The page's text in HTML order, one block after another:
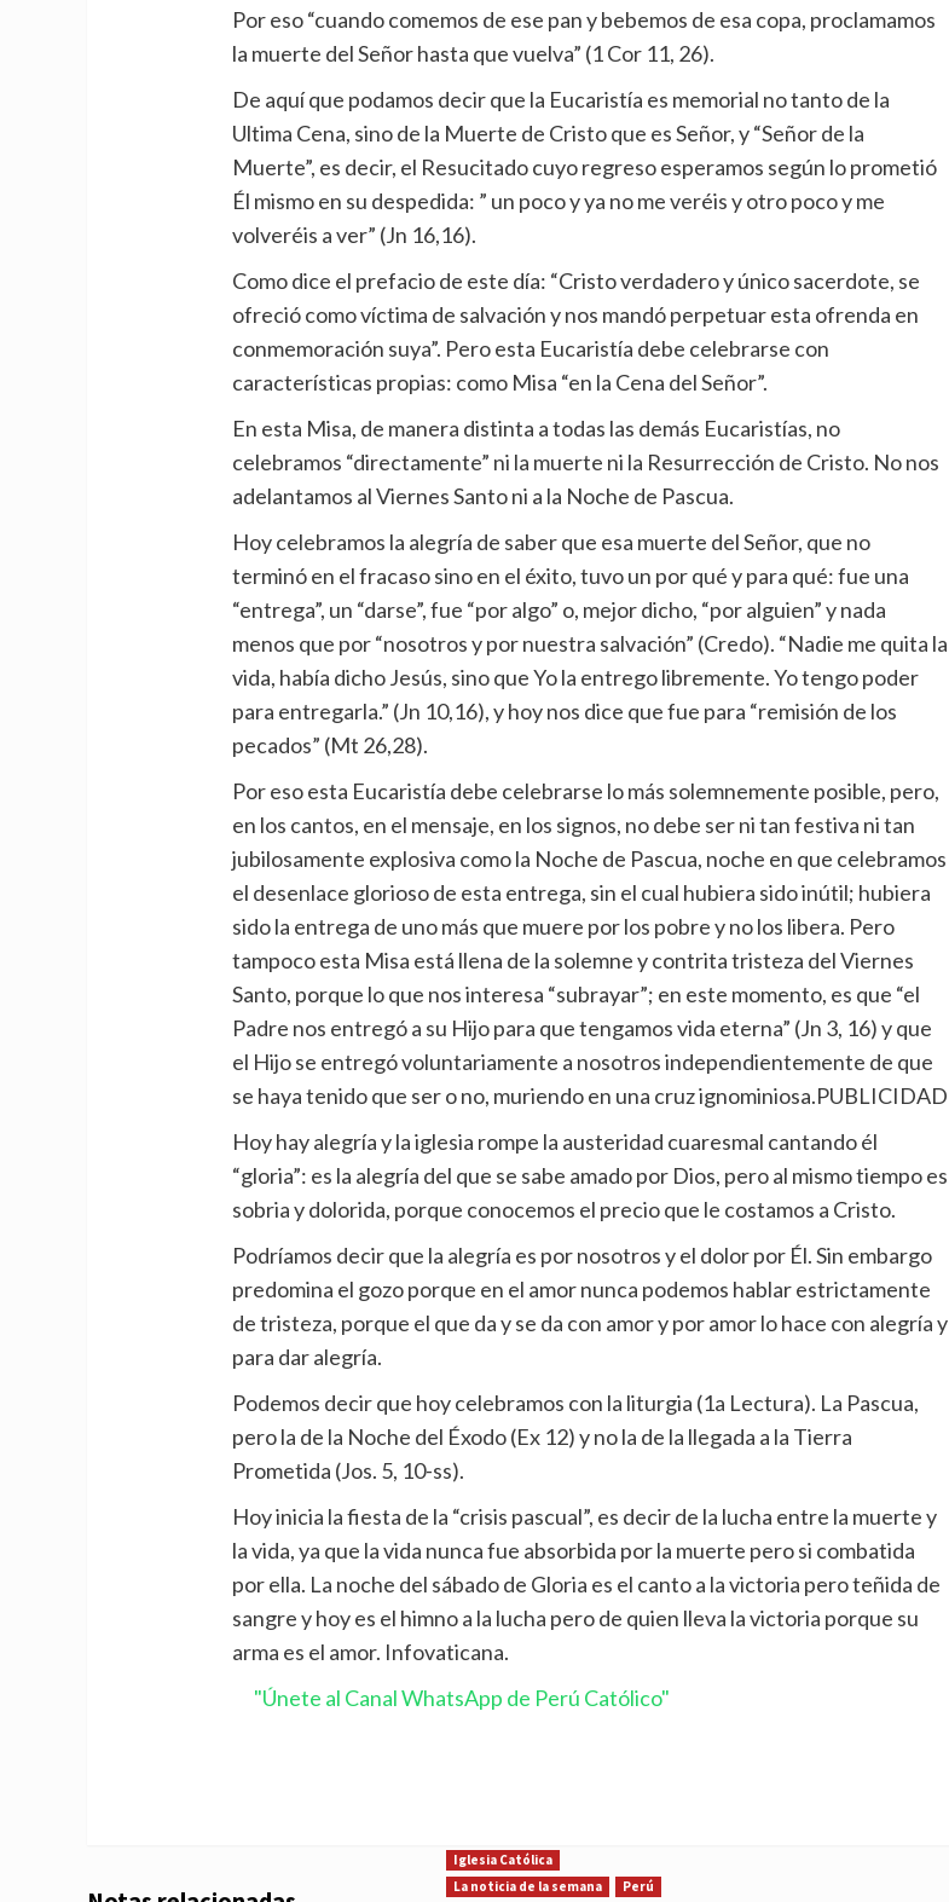
Por eso “cuando comemos de ese pan y bebemos de esa copa, proclamamos
la muerte del Señor hasta que vuelva” (1 Cor 11, 26).
De aquí que podamos decir que la Eucaristía es memorial no tanto de la
Ultima Cena, sino de la Muerte de Cristo que es Señor, y “Señor de la
Muerte”, es decir, el Resucitado cuyo regreso esperamos según lo prometió
Él mismo en su despedida: ” un poco y ya no me veréis y otro poco y me
volveréis a ver” (Jn 16,16).
Como dice el prefacio de este día: “Cristo verdadero y único sacerdote, se
ofreció como víctima de salvación y nos mandó perpetuar esta ofrenda en
conmemoración suya”. Pero esta Eucaristía debe celebrarse con
características propias: como Misa “en la Cena del Señor”.
En esta Misa, de manera distinta a todas las demás Eucaristías, no
celebramos “directamente” ni la muerte ni la Resurrección de Cristo. No nos
adelantamos al Viernes Santo ni a la Noche de Pascua.
Hoy celebramos la alegría de saber que esa muerte del Señor, que no
terminó en el fracaso sino en el éxito, tuvo un por qué y para qué: fue una
“entrega”, un “darse”, fue “por algo” o, mejor dicho, “por alguien” y nada
menos que por “nosotros y por nuestra salvación” (Credo). “Nadie me quita la
vida, había dicho Jesús, sino que Yo la entrego libremente. Yo tengo poder
para entregarla.” (Jn 10,16), y hoy nos dice que fue para “remisión de los
pecados” (Mt 26,28).
Por eso esta Eucaristía debe celebrarse lo más solemnemente posible, pero,
en los cantos, en el mensaje, en los signos, no debe ser ni tan festiva ni tan
jubilosamente explosiva como la Noche de Pascua, noche en que celebramos
el desenlace glorioso de esta entrega, sin el cual hubiera sido inútil; hubiera
sido la entrega de uno más que muere por los pobre y no los libera. Pero
tampoco esta Misa está llena de la solemne y contrita tristeza del Viernes
Santo, porque lo que nos interesa “subrayar”; en este momento, es que “el
Padre nos entregó a su Hijo para que tengamos vida eterna” (Jn 3, 16) y que
el Hijo se entregó voluntariamente a nosotros independientemente de que
se haya tenido que ser o no, muriendo en una cruz ignominiosa.PUBLICIDAD
Hoy hay alegría y la iglesia rompe la austeridad cuaresmal cantando él
“gloria”: es la alegría del que se sabe amado por Dios, pero al mismo tiempo es
sobria y dolorida, porque conocemos el precio que le costamos a Cristo.
Podríamos decir que la alegría es por nosotros y el dolor por Él. Sin embargo
predomina el gozo porque en el amor nunca podemos hablar estrictamente
de tristeza, porque el que da y se da con amor y por amor lo hace con alegría y
para dar alegría.
Podemos decir que hoy celebramos con la liturgia (1a Lectura). La Pascua,
pero la de la Noche del Éxodo (Ex 12) y no la de la llegada a la Tierra
Prometida (Jos. 5, 10-ss).
Hoy inicia la fiesta de la “crisis pascual”, es decir de la lucha entre la muerte y
la vida, ya que la vida nunca fue absorbida por la muerte pero si combatida
por ella. La noche del sábado de Gloria es el canto a la victoria pero teñida de
sangre y hoy es el himno a la lucha pero de quien lleva la victoria porque su
arma es el amor. Infovaticana.
"Únete al Canal WhatsApp de Perú Católico"
Iglesia Católica
La noticia de la semana
Perú